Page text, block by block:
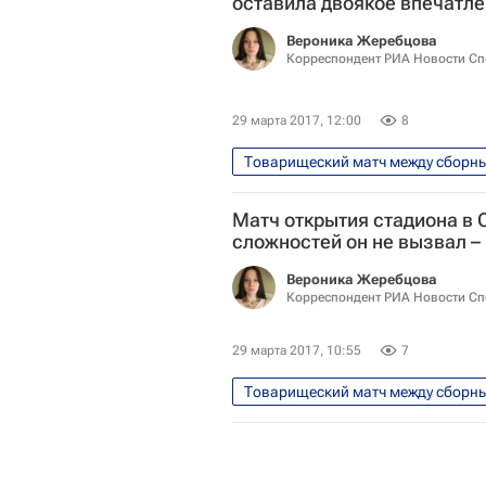
Вероника Жеребцова
Корреспондент РИА Новости
29 марта 2017, 12:00 8
Футбол Спорт
Денис Глушаков
Артём
Сборная России по футболу
Матч открытия стадиона в
сложностей он не вызвал
Вероника Жеребцова
Корреспондент РИА Новости
29 марта 2017, 10:55 7
Футбол Спорт